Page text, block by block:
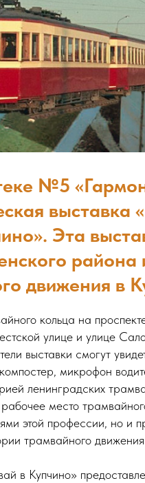
№5
выставка
Эта
района
движения в
кольца на
улице и улице
выставки смогут
микрофон
ленинградских
место
этой профессии, но и
трамвайного движения
в Купчино»